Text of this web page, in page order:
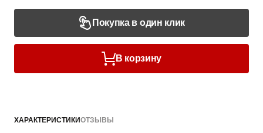
Покупка в один клик
В корзину
ХАРАКТЕРИСТИКИОТЗЫВЫ